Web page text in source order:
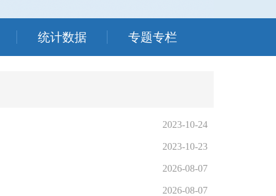
统计数据 专题专栏
2023-10-24
2023-10-23
2026-08-07
2026-08-07